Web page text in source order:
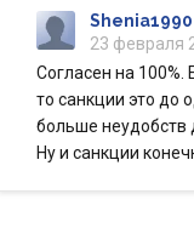
Shenia1990
23 февраля
Согласен на 100%.
то санкции это до
больше неудобств
Ну и санкции